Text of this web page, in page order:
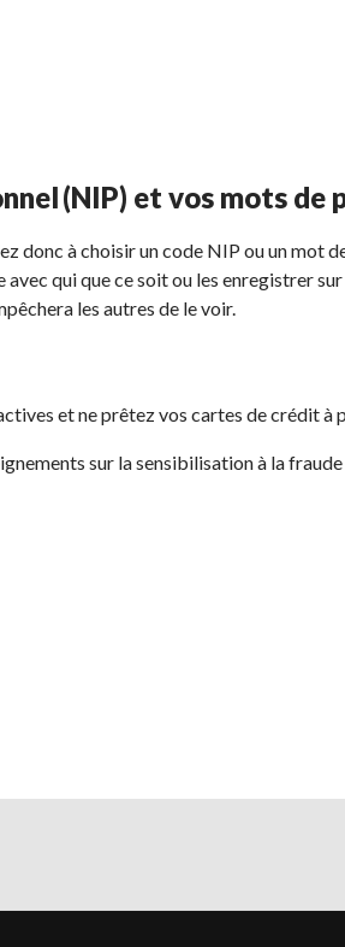
(NIP) et vos mots de
donc à choisir un code NIP ou un mot
qui que ce soit ou les enregistrer
les autres de le voir.
et ne prêtez vos cartes de crédit à
sur la sensibilisation à la